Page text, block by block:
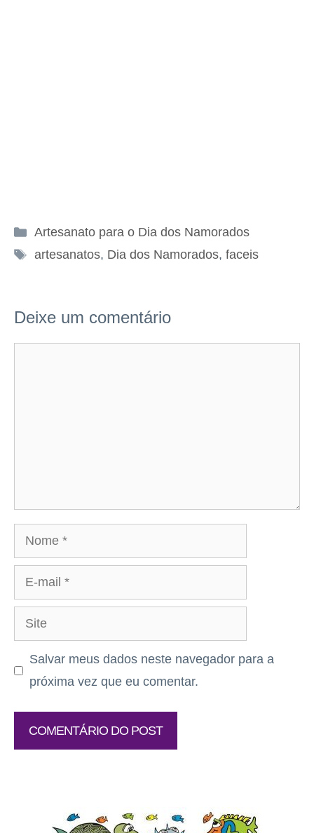
Categorias
Artesanato para o Dia dos Namorados
Tags
artesanatos, Dia dos Namorados, faceis
Deixe um comentário
Nome
mail
Site
Salvar meus dados neste navegador para a
próxima vez que eu comentar.